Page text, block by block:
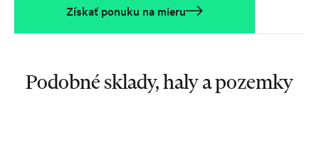
Získať ponuku na mieru
Podobné sklady, haly a pozemky